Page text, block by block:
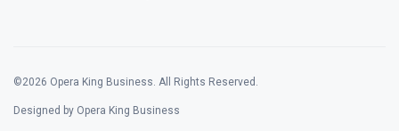
©2026 Opera King Business. All Rights Reserved.
Designed by Opera King Business